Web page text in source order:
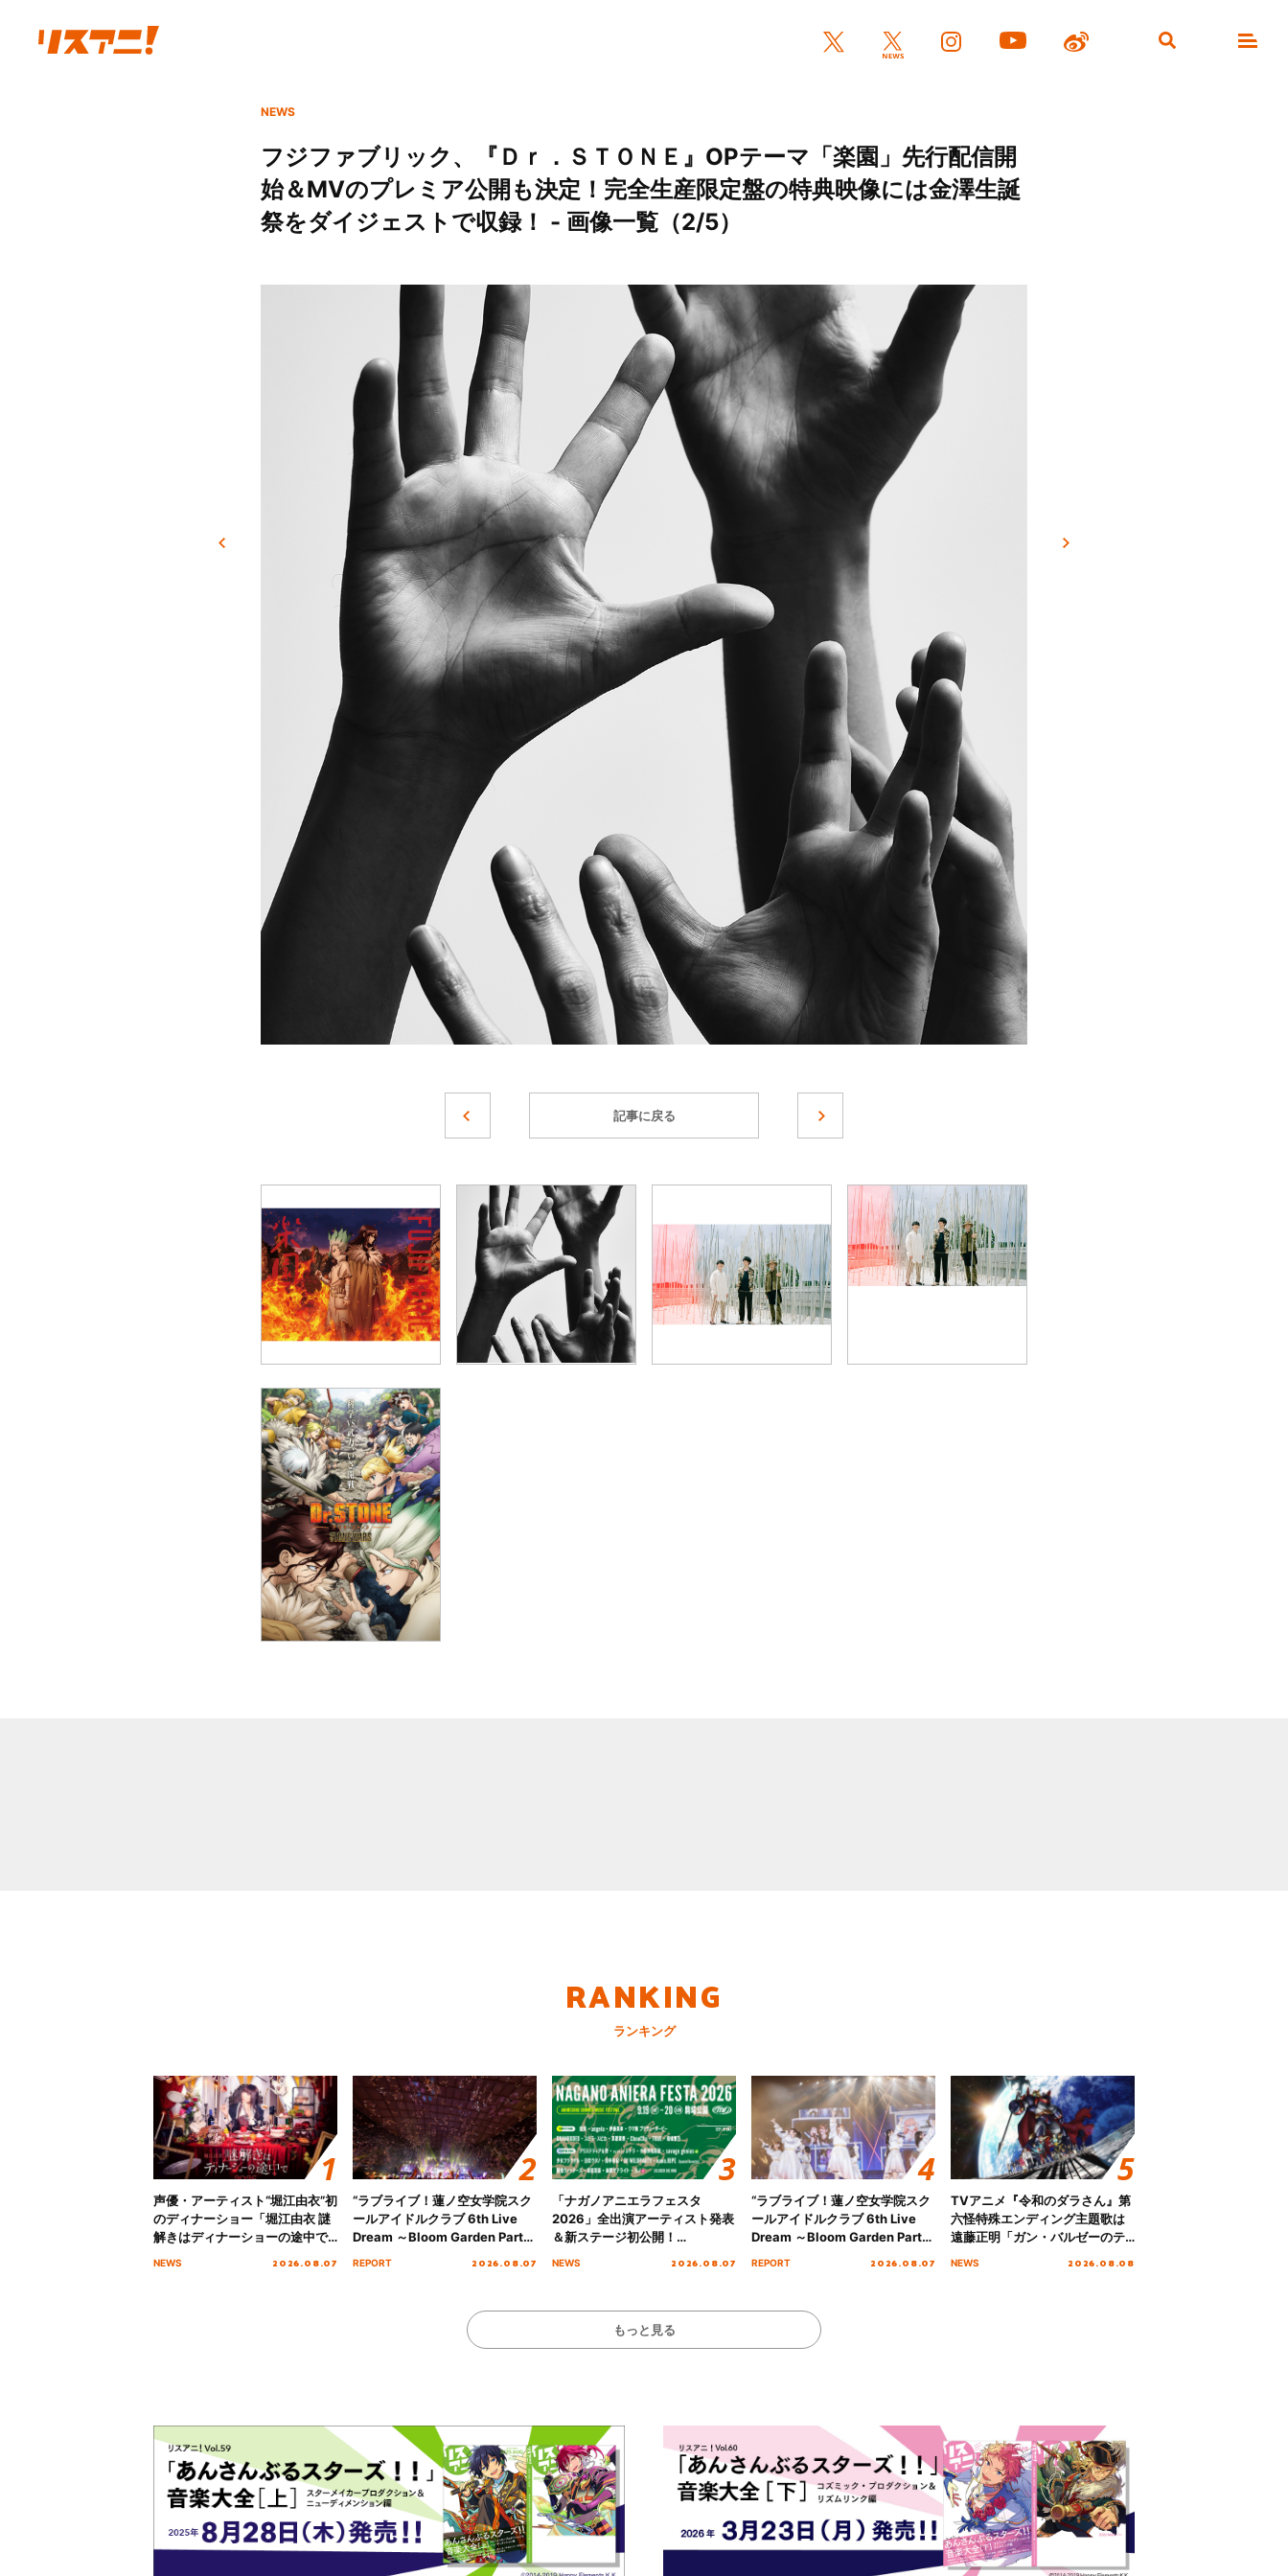
NEWS
フジファブリック、『Ｄｒ．ＳＴＯＮＥ』OPテーマ「楽園」先行配信開
始＆MVのプレミア公開も決定！完全生産限定盤の特典映像には金澤生誕
祭をダイジェストで収録！ - 画像一覧（2/5）
記事に戻る
RANKING
ランキング
声優・アーティスト“堀江由衣”初
のディナーショー「堀江由衣 謎
解きはディナーショーの途中で
2026」キービジュアル＆グッズ
NEWS 2026.08.07
“ラブライブ！蓮ノ空女学院スク
ールアイドルクラブ 6th Live
Dream ～Bloom Garden Party
～ ＜Bloom Garden Party
REPORT 2026.08.07
「ナガノアニエラフェスタ
2026」全出演アーティスト発表
＆新ステージ初公開！
GEARMANIAの参戦も決定し、
NEWS 2026.08.07
“ラブライブ！蓮ノ空女学院スク
ールアイドルクラブ 6th Live
Dream ～Bloom Garden Party
～ ＜Bloom Garden Party
REPORT 2026.08.07
TVアニメ『令和のダラさん』第
六怪特殊エンディング主題歌は
遠藤正明「ガン・バルゼーのテ
ーマ」！ノンクレジットエンデ
NEWS 2026.08.08
もっと見る